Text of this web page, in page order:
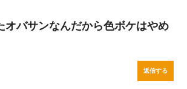
オバサンなんだから色ボケはやめ
返信する